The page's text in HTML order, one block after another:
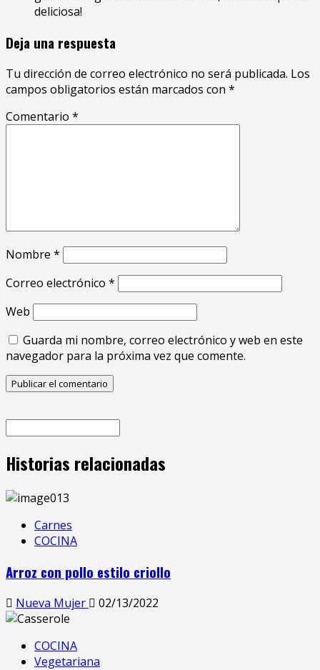
deliciosa!
Deja una respuesta
Tu dirección de correo electrónico no será publicada. Los
campos obligatorios están marcados con *
Comentario *
Nombre *
Correo electrónico *
Web
Guarda mi nombre, correo electrónico y web en este
navegador para la próxima vez que comente.
Historias relacionadas
Carnes
COCINA
Arroz con pollo estilo criollo
Nueva Mujer 02/13/2022
COCINA
Vegetariana